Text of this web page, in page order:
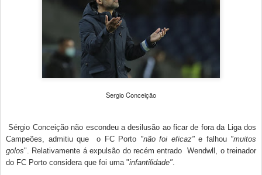
Sergio Conceição
Sérgio Conceição não escondeu a desilusão ao ficar de fora da Liga dos
Campeões, admitiu que o FC Porto "não foi eficaz"e falhou "muitos
golos". Relativamente á expulsão do recém entrado Wendwll, o treinador
do FC Porto considera que foi uma "infantilidade".